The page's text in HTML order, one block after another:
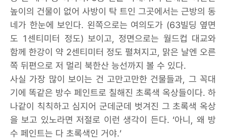
높이의 건물이 없어 사방이 탁 트인 그곳에서는 근방의 동
네가 한눈에 보인다. 왼쪽으로는 여의도가 (63빌딩 옆면
도 1센티미터 정도) 보이고, 정면으로는 월드컵 대교와
함께 한강이 약 2센티미터 정도 펼쳐지고, 맑은 날엔 오른
쪽 뒤편으로 저 멀리 북한산 능선까지 볼 수 있다.
사실 가장 많이 보이는 건 고만고만한 건물들과, 그 꼭대
기에 똑같은 방수 페인트로 칠해진 초록색 옥상들이다. 하
나같이 칙칙하고 심지어 군데군데 벗겨진 그 초록색 옥상
을 보고 있노라면 저절로 이런 생각이 든다. ‘아니, 왜 방
수 페인트는 다 초록색인 거야.’